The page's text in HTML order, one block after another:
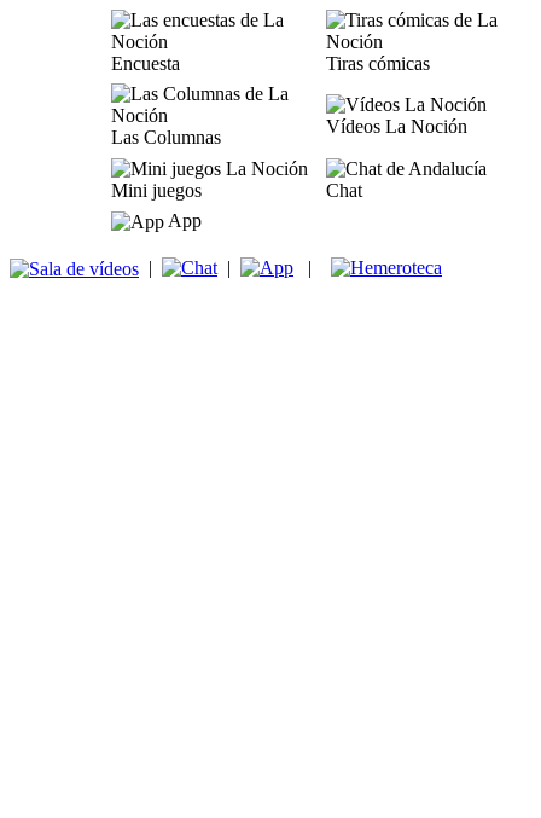
Encuesta Tiras cómicas
Las Columnas
Vídeos La Noción
Mini juegos
Chat
App
| | |